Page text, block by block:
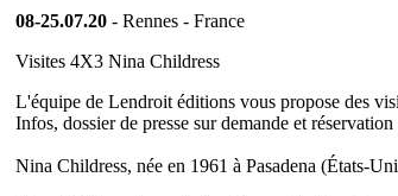
08-25.07.20 - Rennes - France
Visites 4X3 Nina Childress
L'équipe de Lendroit éditions vous propose des
Infos, dossier de presse sur demande et réservation
Nina Childress, née en 1961 à Pasadena (États-